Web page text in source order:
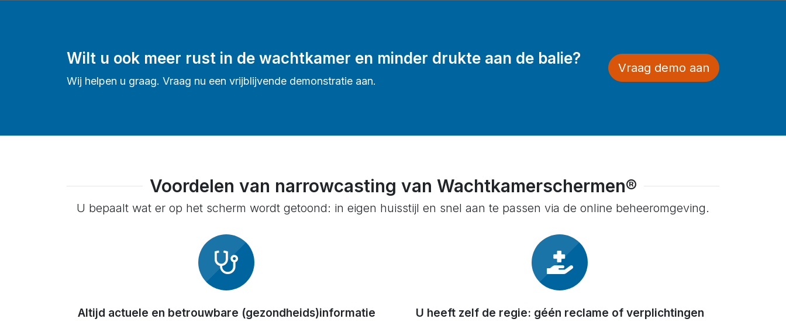
Wilt u ook meer rust in de wachtkamer en minder drukte aan de balie?
Wij helpen u graag. Vraag nu een vrijblijvende demonstratie aan.
Vraag demo aan
Voordelen van narrowcasting van Wachtkamerschermen®
U bepaalt wat er op het scherm wordt getoond: in eigen huisstijl en snel aan te passen via de online beheeromgeving.
Altijd actuele en betrouwbare (gezondheids)informatie U heeft zelf de regie: géén reclame of verplichtingen